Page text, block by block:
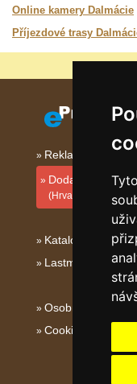
Online kamery Dalmácie
Příjezdové trasy
Reklama na
Dodati
(Hrvatski)
Katalog
Lastminute
Osobní údaje
Cookies